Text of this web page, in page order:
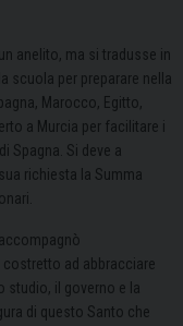
anelito, ma si tradusse in
scuola per preparare nella
Marocco, Egitto,
a Murcia per facilitare i
Spagna. Si deve a
richiesta la Summa
ad abbracciare
studio, il governo e la
di questo Santo che